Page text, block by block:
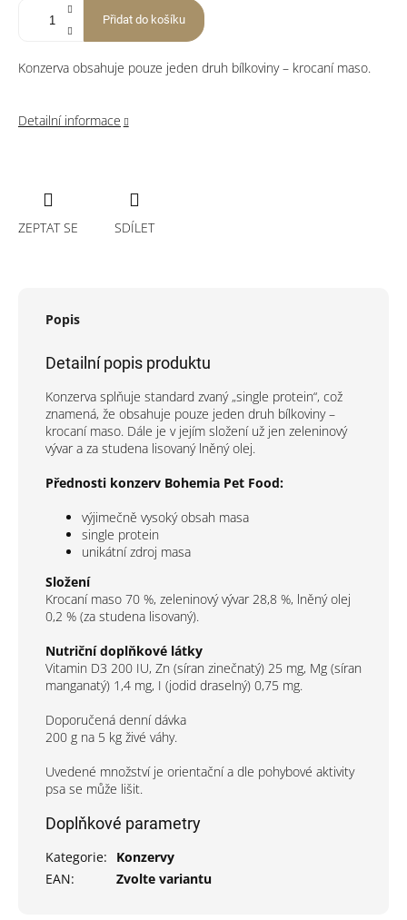
Přidat do košíku
Konzerva obsahuje pouze jeden druh bílkoviny – krocaní maso.
Detailní informace
ZEPTAT SE SDÍLET
Popis
Detailní popis produktu
Konzerva splňuje standard zvaný „single protein“, což
znamená, že obsahuje pouze jeden druh bílkoviny –
krocaní maso. Dále je v jejím složení už jen zeleninový
vývar a za studena lisovaný lněný olej.
Přednosti konzerv Bohemia Pet Food:
výjimečně vysoký obsah masa
single protein
unikátní zdroj masa
Složení
Krocaní maso 70 %, zeleninový vývar 28,8 %, lněný olej
0,2 % (za studena lisovaný).
Nutriční doplňkové látky
Vitamin D3 200 IU, Zn (síran zinečnatý) 25 mg, Mg (síran
manganatý) 1,4 mg, I (jodid draselný) 0,75 mg.
Doporučená denní dávka
200 g na 5 kg živé váhy.
Uvedené množství je orientační a dle pohybové aktivity
psa se může lišit.
Doplňkové parametry
Kategorie:
Konzervy
EAN: Zvolte variantu